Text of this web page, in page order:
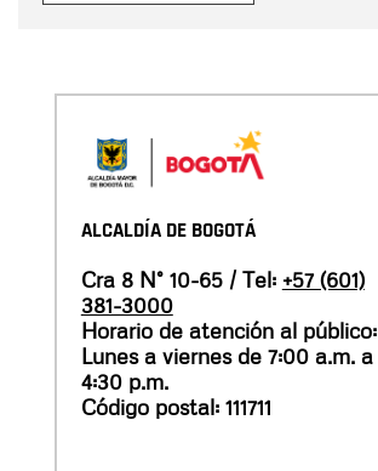
ALCALDÍA DE BOGOTÁ
Cra 8 N° 10-65 / Tel: +57 (601)
381-3000
Horario de atención al público:
Lunes a viernes de 7:00 a.m. a
4:30 p.m.
Código postal: 111711